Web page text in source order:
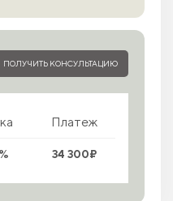
ПОЛУЧИТЬ КОНСУЛЬТАЦИЮ
Платеж
34 300₽